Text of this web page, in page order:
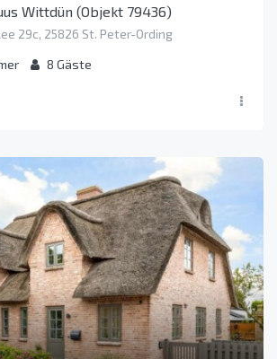
Wittdün (Objekt 79436)
29c, 25826 St. Peter-Ording
8 Gäste